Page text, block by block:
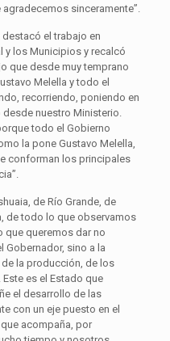
sinceramente”.
destacó el trabajo en
y los Municipios y recalcó
que desde muy temprano
Melella y todo el
recorriendo, poniendo en
nuestro Ministerio.
todo el Gobierno
la pone Gustavo Melella,
conforman los principales
de Río Grande, de
de todo lo que observamos
que queremos dar no
Gobernador, sino a la
la producción, de los
es el Estado que
el desarrollo de las
con un eje puesto en el
acompaña, por